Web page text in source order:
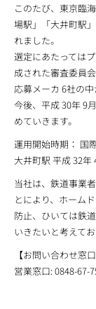
このたび、東京臨
場駅」「大井町駅
れました。
選定にあたっては
成された審査委員
応募メーカ 6社の中
今後、平成 30年 9
めていきます。
運用開始時期： 国
大井町駅 平成 32年
当社は、鉄道事業
とにより、ホーム
防止、ひいては鉄
いきたいと考えてお
【お問い合わせ窓口
営業窓口: 0848-67-